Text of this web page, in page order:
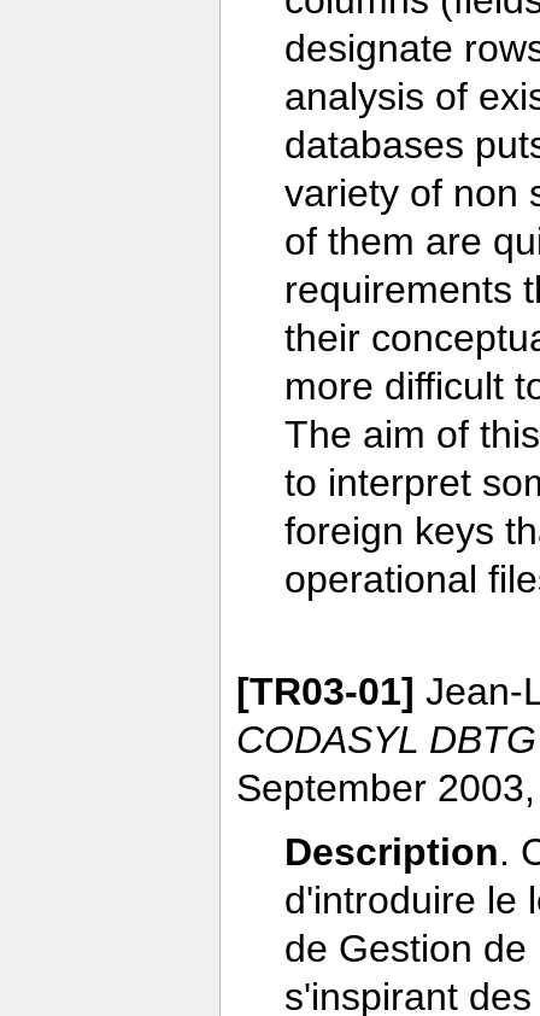
designate
analysis of
databases
variety of non
of them are
requirements
their
more difficult
The aim of
to interpret
foreign keys
operational
[TR03-01] Jean-
CODASYL
September
Description.
d'introduire le
de Gestion
s'inspirant